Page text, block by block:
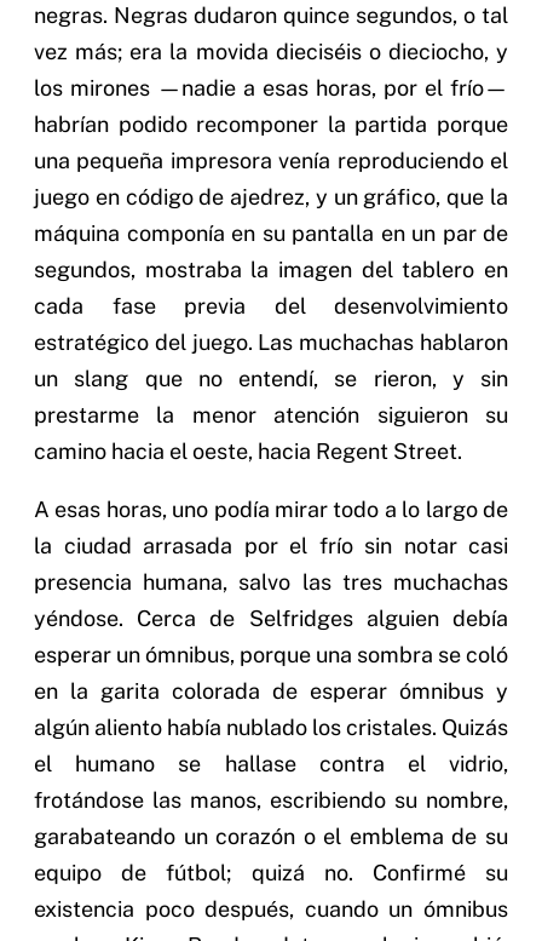
negras. Negras dudaron quince segundos, o tal
vez más; era la movida dieciséis o dieciocho, y
los mirones —nadie a esas horas, por el frío—
habrían podido recomponer la partida porque
una pequeña impresora venía reproduciendo el
juego en código de ajedrez, y un gráfico, que la
máquina componía en su pantalla en un par de
segundos, mostraba la imagen del tablero en
cada fase previa del desenvolvimiento
estratégico del juego. Las muchachas hablaron
un slang que no entendí, se rieron, y sin
prestarme la menor atención siguieron su
camino hacia el oeste, hacia Regent Street.
A esas horas, uno podía mirar todo a lo largo de
la ciudad arrasada por el frío sin notar casi
presencia humana, salvo las tres muchachas
yéndose. Cerca de Selfridges alguien debía
esperar un ómnibus, porque una sombra se coló
en la garita colorada de esperar ómnibus y
algún aliento había nublado los cristales. Quizás
el humano se hallase contra el vidrio,
frotándose las manos, escribiendo su nombre,
garabateando un corazón o el emblema de su
equipo de fútbol; quizá no. Confirmé su
existencia poco después, cuando un ómnibus